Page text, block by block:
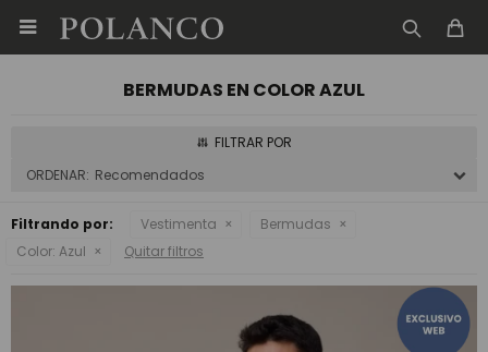

BERMUDAS EN COLOR AZUL
Recomendados
Filtrando por: Vestimenta
Bermudas
Color: Azul Quitar filtros